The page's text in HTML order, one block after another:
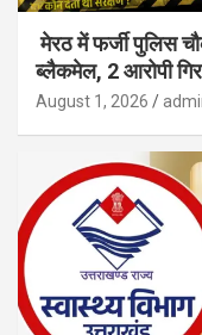
मेरठ में फर्जी पुलिस
ब्लैकमेल, 2 आरोपी
August 1, 2026